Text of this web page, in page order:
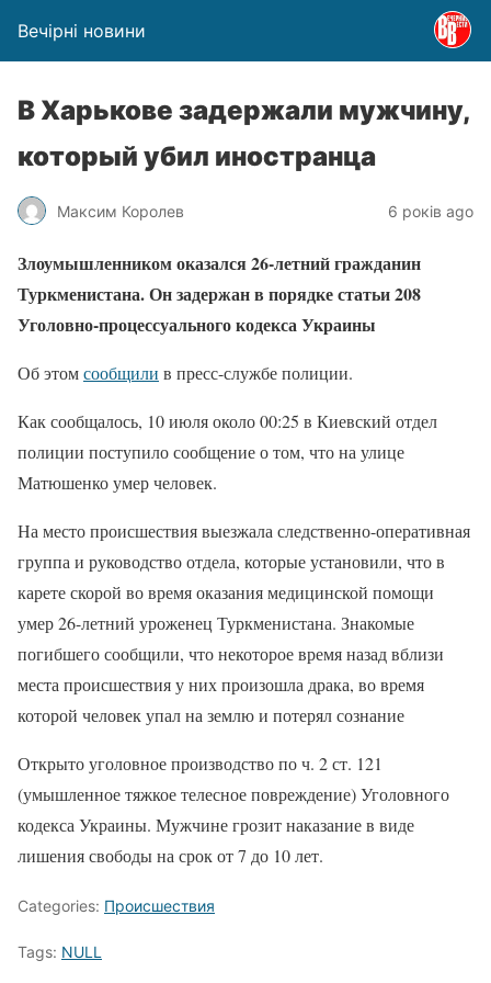
Вечірні новини
В Харькове задержали мужчину,
который убил иностранца
Максим Королев 6 років ago
Злоумышленником оказался 26-летний гражданин
Туркменистана. Он задержан в порядке статьи 208
Уголовно-процессуального кодекса Украины
Об этомсообщили в пресс-службе полиции.
Как сообщалось, 10 июля около 00:25 в Киевский отдел
полиции поступило сообщение о том, что на улице
Матюшенко умер человек.
На место происшествия выезжала следственно-оперативная
группа и руководство отдела, которые установили, что в
карете скорой во время оказания медицинской помощи
умер 26-летний уроженец Туркменистана. Знакомые
погибшего сообщили, что некоторое время назад вблизи
места происшествия у них произошла драка, во время
которой человек упал на землю и потерял сознание
Открыто уголовное производство по ч. 2 ст. 121
(умышленное тяжкое телесное повреждение) Уголовного
кодекса Украины. Мужчине грозит наказание в виде
лишения свободы на срок от 7 до 10 лет.
Categories: Происшествия
Tags: NULL